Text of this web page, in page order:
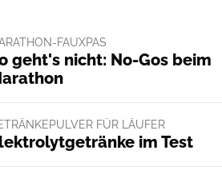
FAUXPAS
geht's nicht: No-Gos beim
FÜR LÄUFER
im Test